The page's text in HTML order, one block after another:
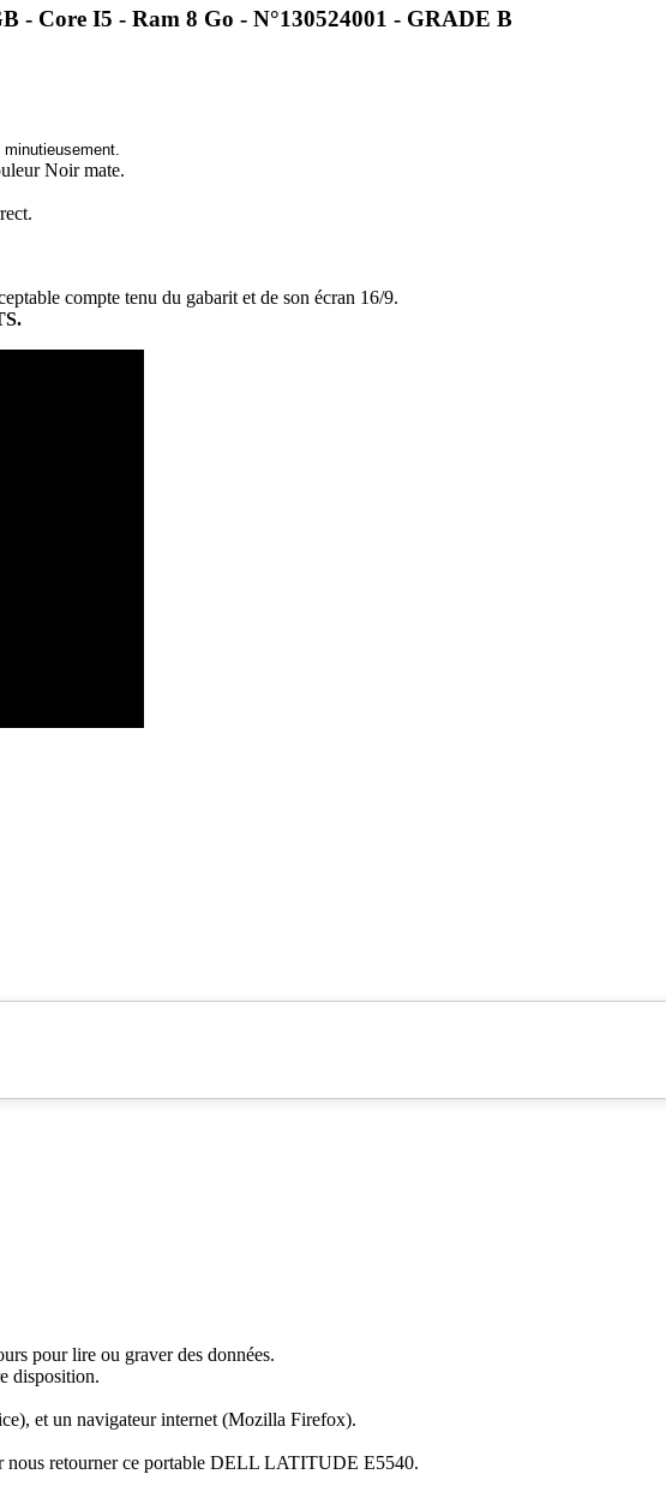
- Core I5 - Ram 8 Go - N°130524001 - GRADE B
Noir mate.
compte tenu du gabarit et de son écran 16/9.
pour lire ou graver des données.
disposition.
et un navigateur internet (Mozilla Firefox).
nous retourner ce portable DELL LATITUDE E5540.